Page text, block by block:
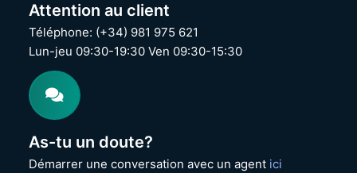
Attention au client
Téléphone: (+34) 981 975 621
Lun-jeu 09:30-19:30 Ven 09:30-15:30
As-tu un doute?
Démarrer une conversation avec un agent ici